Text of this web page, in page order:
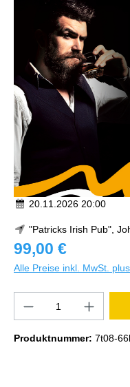
20.11.2026 20:00
"Patricks Irish Pub",
99,00 €
Alle Preise inkl. MwSt.
Produktnummer: 7t08-